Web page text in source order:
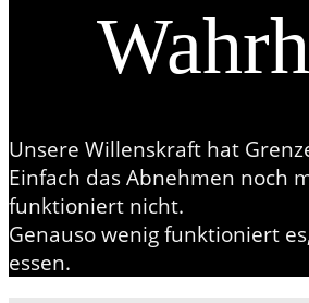
Unsere Willenskraft hat
Einfach das Abnehmen noch
funktioniert nicht.
Genauso wenig funktioniert
essen.